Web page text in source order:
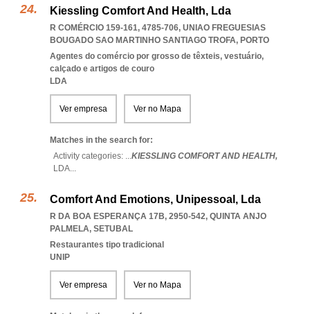
Kiessling Comfort And Health, Lda
R COMÉRCIO 159-161, 4785-706, UNIAO FREGUESIAS
BOUGADO SAO MARTINHO SANTIAGO TROFA, PORTO
Agentes do comércio por grosso de têxteis, vestuário,
calçado e artigos de couro
LDA
Ver empresa Ver no Mapa
Matches in the search for:
Activity categories: ...KIESSLING COMFORT AND HEALTH,
LDA...
Comfort And Emotions, Unipessoal, Lda
R DA BOA ESPERANÇA 17B, 2950-542, QUINTA ANJO
PALMELA, SETUBAL
Restaurantes tipo tradicional
UNIP
Ver empresa Ver no Mapa